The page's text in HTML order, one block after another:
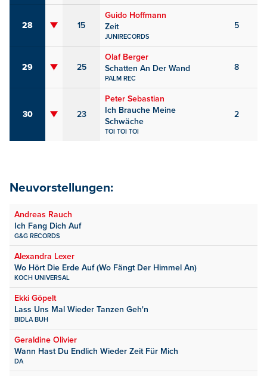
28 15
Guido Hoffmann
Zeit
JUNIRECORDS
5
29 25
Olaf Berger
Schatten An Der Wand
PALM REC
8
30 23
Peter Sebastian
Ich Brauche Meine
Schwäche
TOI TOI TOI
2
Neuvorstellungen:
Andreas Rauch
Ich Fang Dich Auf
G&G RECORDS
Alexandra Lexer
Wo Hört Die Erde Auf (Wo Fängt Der Himmel An)
KOCH UNIVERSAL
Ekki Göpelt
Lass Uns Mal Wieder Tanzen Geh'n
BIDLA BUH
Geraldine Olivier
Wann Hast Du Endlich Wieder Zeit Für Mich
DA